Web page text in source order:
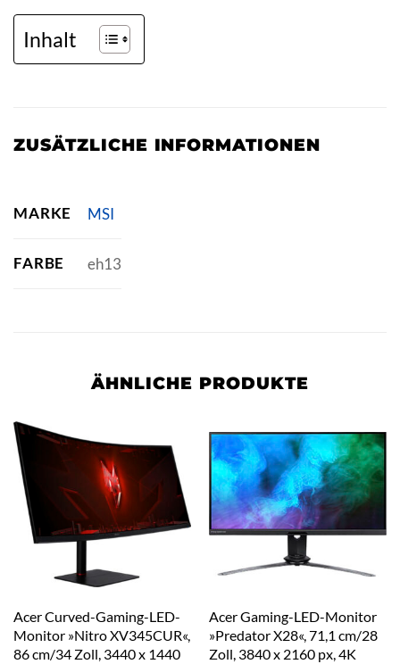
Inhalt
ZUSÄTZLICHE INFORMATIONEN
MARKE MSI
FARBE eh13
ÄHNLICHE PRODUKTE
Acer Curved-Gaming-LED-
Monitor »Nitro XV345CUR«,
86 cm/34 Zoll, 3440 x 1440
Acer Gaming-LED-Monitor
»Predator X28«, 71,1 cm/28
Zoll, 3840 x 2160 px, 4K